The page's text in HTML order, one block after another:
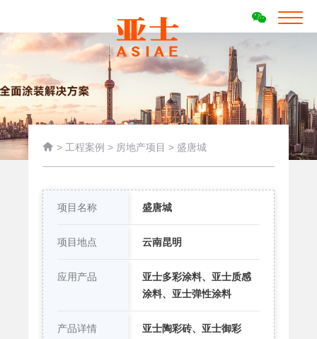
 > 工程案例 > 房地产项目 > 盛唐城
项目名称 盛唐城
项目地点 云南昆明
应用产品
亚士多彩涂料、亚士质感
涂料、亚士弹性涂料
产品详情
亚士陶彩砖、亚士御彩